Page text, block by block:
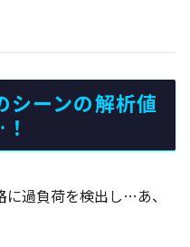
シーンの解析値
過負荷を検出し…あ、